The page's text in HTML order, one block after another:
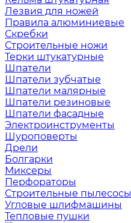
Лезвия для ножей
Правила алюминиевые
Скребки
Строительные ножи
Терки штукатурные
Шпатели
Шпатели зубчатые
Шпатели малярные
Шпатели резиновые
Шпатели фасадные
Электроинструменты
Шуроповерты
Дрели
Болгарки
Миксеры
Перфораторы
Строительные пылесосы
Угловые шлифмашины
Тепловые пушки